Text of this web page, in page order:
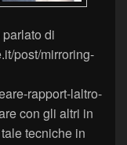
di
post/mirroring-
rapport-laltro-
con gli altri in
tecniche in